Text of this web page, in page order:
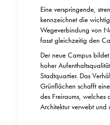
Eine verspringende,
kennzeichnet die
Wegeverbindung von
fasst gleichzeitig den
Der neue Campus
hoher
Stadtquartier. Das
Grünflächen schafft
des Freiraums, welches
Architektur verwebt und